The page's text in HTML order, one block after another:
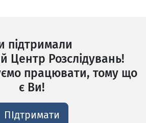
підтримали
Центр Розслідувань!
працювати, тому що
є Ви!
ПІдтримати